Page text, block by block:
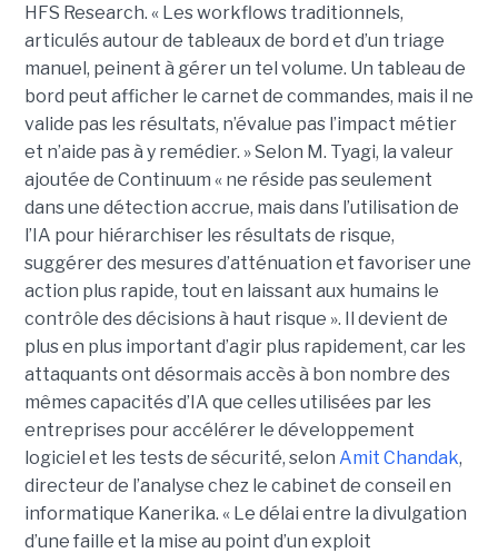
HFS Research. « Les workflows traditionnels,
articulés autour de tableaux de bord et d’un triage
manuel, peinent à gérer un tel volume. Un tableau de
bord peut afficher le carnet de commandes, mais il ne
valide pas les résultats, n’évalue pas l’impact métier
et n’aide pas à y remédier. »Selon M. Tyagi, la valeur
ajoutée de Continuum « ne réside pas seulement
dans une détection accrue, mais dans l’utilisation de
l’IA pour hiérarchiser les résultats de risque,
suggérer des mesures d’atténuation et favoriser une
action plus rapide, tout en laissant aux humains le
contrôle des décisions à haut risque ». Il devient de
plus en plus important d’agir plus rapidement, car les
attaquants ont désormais accès à bon nombre des
mêmes capacités d’IA que celles utilisées par les
entreprises pour accélérer le développement
logiciel et les tests de sécurité, selon Amit Chandak,
directeur de l’analyse chez le cabinet de conseil en
informatique Kanerika. « Le délai entre la divulgation
d’une faille et la mise au point d’un exploit